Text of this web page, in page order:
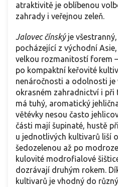
atraktivitě je oblíbenou
zahrady i veřejnou zeleň.
Jalovec čínskýje
pocházející z východní
velkou rozmanitostí forem
po kompaktní keřovité
nenáročnosti a odolnosti je
okrasném zahradnictví i při
má tuhý, aromatický
větévky nesou často
části mají šupinaté, hustě
u jednotlivých kultivarů liší
šedozelenou až po
kulovité modrofialové
dozrávají druhým rokem.
kultivarů je vhodný do